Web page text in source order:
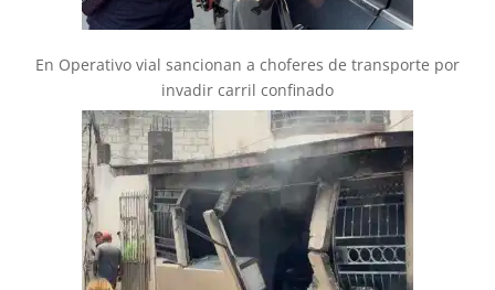
En Operativo vial sancionan a choferes de transporte por
invadir carril confinado